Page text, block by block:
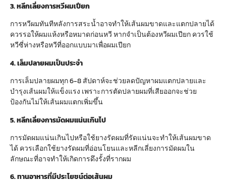
3. หลีกเลี่ยงการหวีผมเปียก
การหวีผมทันทีหลังการสระน้ำอาจทำให้เส้นผมขาดและแตกปลายได้
ควรรอให้ผมแห้งหรือหมาดก่อนหวี หากจำเป็นต้องหวีผมเปียก ควรใช้
หวีซี่ห่างหรือหวีที่ออกแบบมาเพื่อผมเปียก
4. เล็มปลายผมเป็นประจำ
การเล็มปลายผมทุก 6-8 สัปดาห์จะช่วยลดปัญหาผมแตกปลายและ
บำรุงเส้นผมให้แข็งแรง เพราะการตัดปลายผมที่เสียออกจะช่วย
ป้องกันไม่ให้เส้นผมแตกเพิ่มขึ้น
5. หลีกเลี่ยงการมัดผมแน่นเกินไป
การมัดผมแน่นเกินไปหรือใช้ยางรัดผมที่รัดแน่นจะทำให้เส้นผมขาด
ได้ ควรเลือกใช้ยางรัดผมที่อ่อนโยนและหลีกเลี่ยงการมัดผมใน
ลักษณะที่อาจทำให้เกิดการดึงรั้งที่รากผม
6. ทานอาหารที่มีประโยชน์ต่อเส้นผม